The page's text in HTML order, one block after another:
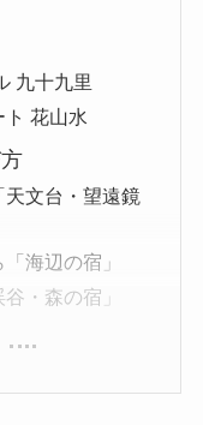
九十九里
花山水
文台・望遠鏡
海辺の宿」
・森の宿」